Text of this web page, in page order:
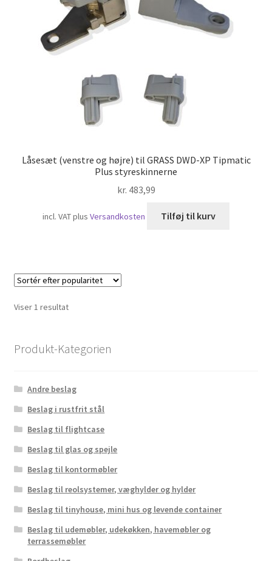
Låsesæt (venstre og højre) til GRASS DWD-XP Tipmatic
Plus styreskinnerne
kr. 483,99
incl. VATplusVersandkosten Tilføj til kurv
Viser 1 resultat
Produkt-Kategorien
Andre beslag
Beslag i rustfrit stål
Beslag til flightcase
Beslag til glas og spejle
Beslag til kontormøbler
Beslag til reolsystemer, væghylder og hylder
Beslag til tinyhouse, mini hus og levende container
Beslag til udemøbler, udekøkken, havemøbler og
terrassemøbler